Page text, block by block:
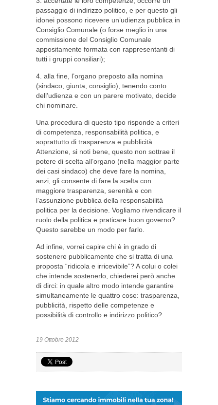
passaggio di indirizzo politico, e per questo gli
idonei possono ricevere un’udienza pubblica in
Consiglio Comunale (o forse meglio in una
commissione del Consiglio Comunale
appositamente formata con rappresentanti di
tutti i gruppi consiliari);
4. alla fine, l’organo preposto alla nomina
(sindaco, giunta, consiglio), tenendo conto
dell’udienza e con un parere motivato, decide
chi nominare.
Una procedura di questo tipo risponde a criteri
di competenza, responsabilità politica, e
soprattutto di trasparenza e pubblicità.
Attenzione, si noti bene, questo non sottrae il
potere di scelta all’organo (nella maggior parte
dei casi sindaco) che deve fare la nomina,
anzi, gli consente di fare la scelta con
maggiore trasparenza, serenità e con
l’assunzione pubblica della responsabilità
politica per la decisione. Vogliamo rivendicare il
ruolo della politica e praticare buon governo?
Questo sarebbe un modo per farlo.
Ad infine, vorrei capire chi è in grado di
sostenere pubblicamente che si tratta di una
proposta “ridicola e irricevibile”? A colui o colei
che intende sostenerlo, chiederei però anche
di dirci: in quale altro modo intende garantire
simultaneamente le quattro cose: trasparenza,
pubblicità, rispetto delle competenze e
possibilità di controllo e indirizzo politico?
19 Ottobre 2012